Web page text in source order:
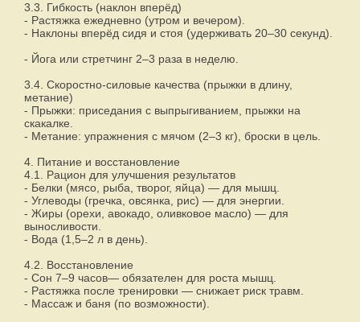
3.3. Гибкость (наклон вперёд)
- Растяжка ежедневно (утром и вечером).
- Наклоны вперёд сидя и стоя (удерживать 20–30 секунд).
- Йога или стретчинг 2–3 раза в неделю.
3.4. Скоростно-силовые качества (прыжки в длину,
метание)
- Прыжки: приседания с выпрыгиванием, прыжки на
скакалке.
- Метание: упражнения с мячом (2–3 кг), броски в цель.
4. Питание и восстановление
4.1. Рацион для улучшения результатов
- Белки (мясо, рыба, творог, яйца) — для мышц.
- Углеводы (гречка, овсянка, рис) — для энергии.
- Жиры (орехи, авокадо, оливковое масло) — для
выносливости.
- Вода (1,5–2 л в день).
4.2. Восстановление
- Сон 7–9 часов— обязателен для роста мышц.
- Растяжка после тренировки — снижает риск травм.
- Массаж и баня (по возможности).